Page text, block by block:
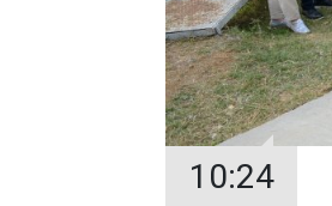
10:24